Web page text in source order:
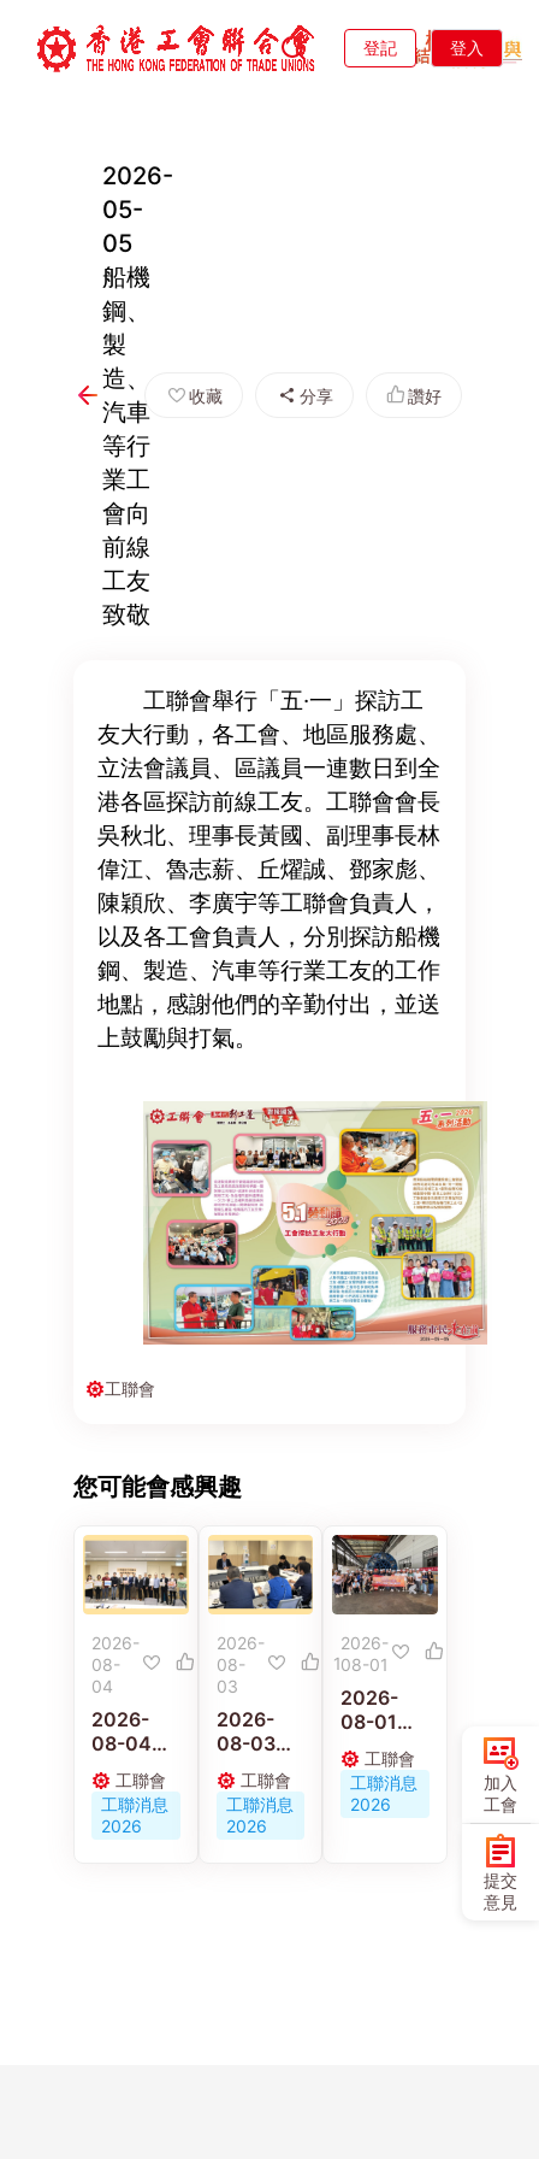
登記 登入
2026-
05-
05
船機
鋼、
製
造、
汽車
等行
業工
會向
前線
工友
致敬
收藏 分享 讚好
工聯會舉行「五·一」探訪工
友大行動，各工會、地區服務處、
立法會議員、區議員一連數日到全
港各區探訪前線工友。工聯會會長
吳秋北、理事長黃國、副理事長林
偉江、魯志薪、丘燿誠、鄧家彪、
陳穎欣、李廣宇等工聯會負責人，
以及各工會負責人，分別探訪船機
鋼、製造、汽車等行業工友的工作
地點，感謝他們的辛勤付出，並送
上鼓勵與打氣。
工聯會
您可能會感興趣
2026-
08-
04
2026-
08-04
工聯會新
界東服務
團隊約見
港鐵公司
工聯會
工聯消息
2026
2026-
08-
03
1
2026-
08-03
黃國︰推
動行業慢
病共治篩
查計劃助
工聯會
工聯消息
2026
2026-
08-01
2026-
08-01
工聯青年
義工走進
佛山 感受
嶺南工藝
工聯會
工聯消息
2026
加入
工會
提交
意見